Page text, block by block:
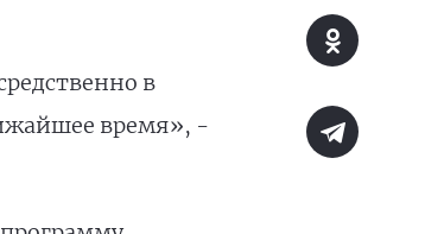
в
время», -